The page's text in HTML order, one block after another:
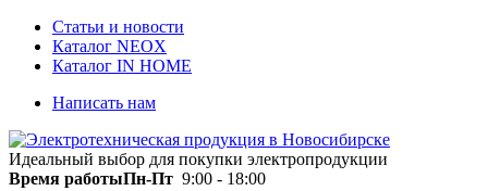
Статьи и новости
Каталог NEOX
Каталог IN HOME
Написать нам
Идеальный выбор для покупки электропродукции
Время работыПн-Пт 9:00 - 18:00